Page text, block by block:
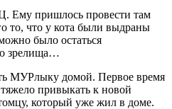
Ему пришлось провести там
то, что у кота были выдраны
было остаться
зрелища…
МУРлыку домой. Первое время
привыкать к новой
который уже жил в доме.